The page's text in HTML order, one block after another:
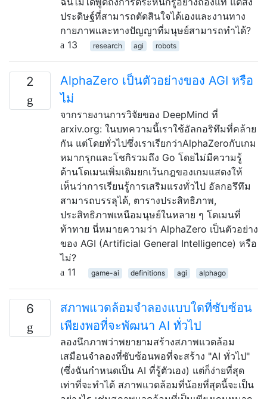
ประดิษฐ์ที่สามารถตัดสินใจได้เองและงานทาง
กายภาพและทางปัญญาที่มนุษย์สามารถทำได้?
13
research agi robots
2
AlphaZero เป็นตัวอย่างของ AGI หรือ
ไม่
จากรายงานการวิจัยของ DeepMind ที่
arxiv.org: ในบทความนี้เราใช้อัลกอริทึมที่คล้าย
กัน แต่โดยทั่วไปซึ่งเราเรียกว่าAlphaZeroกับเกม
หมากรุกและโชกิรวมถึง Go โดยไม่มีความรู้
ด้านโดเมนเพิ่มเติมยกเว้นกฎของเกมแสดงให้
เห็นว่าการเรียนรู้การเสริมแรงทั่วไป อัลกอรึทึม
สามารถบรรลุได้, ตารางประสิทธิภาพ,
ประสิทธิภาพเหนือมนุษย์ในหลาย ๆ โดเมนที่
ท้าทาย นี่หมายความว่า AlphaZero เป็นตัวอย่าง
ของ AGI (Artificial General Intelligence) หรือ
ไม่?
11
game-ai definitions agi alphago
6
สภาพแวดล้อมจำลองแบบใดที่ซับซ้อน
เพียงพอที่จะพัฒนา AI ทั่วไป
ลองนึกภาพว่าพยายามสร้างสภาพแวดล้อม
เสมือนจำลองที่ซับซ้อนพอที่จะสร้าง "AI ทั่วไป"
(ซึ่งฉันกำหนดเป็น AI ที่รู้ตัวเอง) แต่ก็ง่ายที่สุด
เท่าที่จะทำได้ สภาพแวดล้อมที่น้อยที่สุดนี้จะเป็น